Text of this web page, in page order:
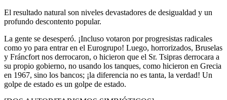
El resultado natural son niveles devastadores de desigualdad y un
profundo descontento popular.
La gente se desesperó. ¡Incluso votaron por progresistas radicales
como yo para entrar en el Eurogrupo! Luego, horrorizados, Bruselas
y Fráncfort nos derrocaron, o hicieron que el Sr. Tsipras derrocara a
su propio gobierno, no usando los tanques, como hicieron en Grecia
en 1967, sino los bancos; ¡la diferencia no es tanta, la verdad! Un
golpe de estado es un golpe de estado.